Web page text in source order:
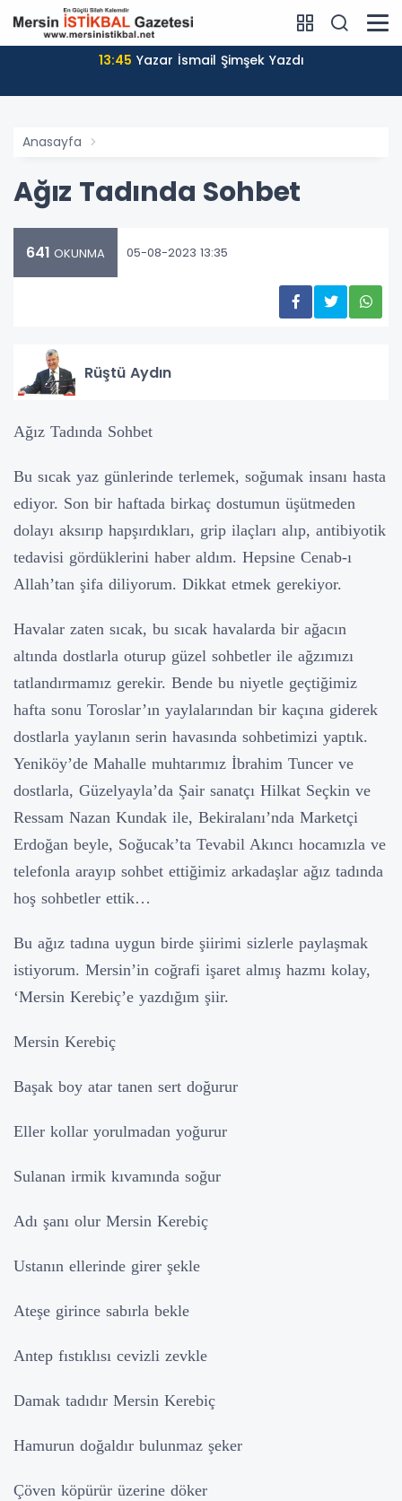
13:45 Yazar İsmail Şimşek Yazdı
Anasayfa
Ağız Tadında Sohbet
641 OKUNMA 05-08-2023 13:35
Rüştü Aydın
Ağız Tadında Sohbet
Bu sıcak yaz günlerinde terlemek, soğumak insanı hasta
ediyor. Son bir haftada birkaç dostumun üşütmeden
dolayı aksırıp hapşırdıkları, grip ilaçları alıp, antibiyotik
tedavisi gördüklerini haber aldım. Hepsine Cenab-ı
Allah’tan şifa diliyorum. Dikkat etmek gerekiyor.
Havalar zaten sıcak, bu sıcak havalarda bir ağacın
altında dostlarla oturup güzel sohbetler ile ağzımızı
tatlandırmamız gerekir. Bende bu niyetle geçtiğimiz
hafta sonu Toroslar’ın yaylalarından bir kaçına giderek
dostlarla yaylanın serin havasında sohbetimizi yaptık.
Yeniköy’de Mahalle muhtarımız İbrahim Tuncer ve
dostlarla, Güzelyayla’da Şair sanatçı Hilkat Seçkin ve
Ressam Nazan Kundak ile, Bekiralanı’nda Marketçi
Erdoğan beyle, Soğucak’ta Tevabil Akıncı hocamızla ve
telefonla arayıp sohbet ettiğimiz arkadaşlar ağız tadında
hoş sohbetler ettik…
Bu ağız tadına uygun birde şiirimi sizlerle paylaşmak
istiyorum. Mersin’in coğrafi işaret almış hazmı kolay,
‘Mersin Kerebiç’e yazdığım şiir.
Mersin Kerebiç
Başak boy atar tanen sert doğurur
Eller kollar yorulmadan yoğurur
Sulanan irmik kıvamında soğur
Adı şanı olur Mersin Kerebiç
Ustanın ellerinde girer şekle
Ateşe girince sabırla bekle
Antep fıstıklısı cevizli zevkle
Damak tadıdır Mersin Kerebiç
Hamurun doğaldır bulunmaz şeker
Çöven köpürür üzerine döker